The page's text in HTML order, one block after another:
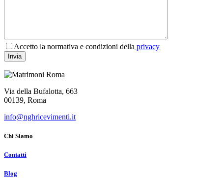
Accetto la normativa e condizioni della privacy
Via della Bufalotta, 663
00139, Roma
info@nghricevimenti.it
Chi Siamo
Contatti
Blog